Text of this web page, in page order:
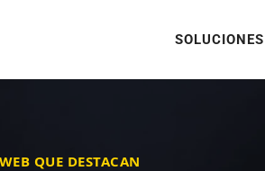
QUE DESTACAN